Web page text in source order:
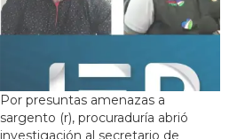
Por presuntas amenazas a
sargento (r), procuraduría abrió
investigación al secretario de